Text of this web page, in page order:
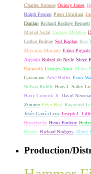
Charles Strouse Quincy Jones
Ralph Ferraro Piero Umiliani
Dunlap Richard Rodney Bennett
Martial Solal Jacques Métehen
Lothar Brühne Sol Kaplan Roy
Massimo Morante Fabio
Argento Robert de Nesle Steve
Papworth Georges Auric Mario
Gassmann Artie Butler Franz
Nelson Riddle Hans J. Salter
Harry Connick Jr. David
Zimmer Peter Best Raymond
Jesús García Leoz Joseph J.
Hoorebecke Henri Forterre
Beydts Richard Rodgers Albert
Production/